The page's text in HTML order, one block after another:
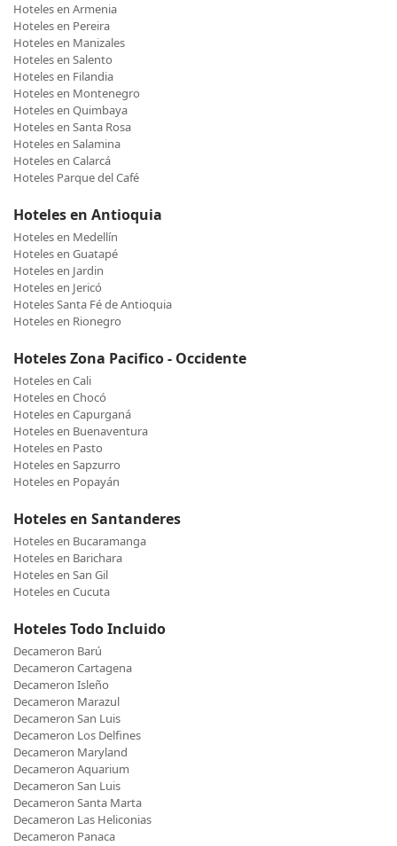
Hoteles en Armenia
Hoteles en Pereira
Hoteles en Manizales
Hoteles en Salento
Hoteles en Filandia
Hoteles en Montenegro
Hoteles en Quimbaya
Hoteles en Santa Rosa
Hoteles en Salamina
Hoteles en Calarcá
Hoteles Parque del Café
Hoteles en Antioquia
Hoteles en Medellín
Hoteles en Guatapé
Hoteles en Jardin
Hoteles en Jericó
Hoteles Santa Fé de Antioquia
Hoteles en Rionegro
Hoteles Zona Pacifico - Occidente
Hoteles en Cali
Hoteles en Chocó
Hoteles en Capurganá
Hoteles en Buenaventura
Hoteles en Pasto
Hoteles en Sapzurro
Hoteles en Popayán
Hoteles en Santanderes
Hoteles en Bucaramanga
Hoteles en Barichara
Hoteles en San Gil
Hoteles en Cucuta
Hoteles Todo Incluido
Decameron Barú
Decameron Cartagena
Decameron Isleño
Decameron Marazul
Decameron San Luis
Decameron Los Delfines
Decameron Maryland
Decameron Aquarium
Decameron San Luis
Decameron Santa Marta
Decameron Las Heliconias
Decameron Panaca